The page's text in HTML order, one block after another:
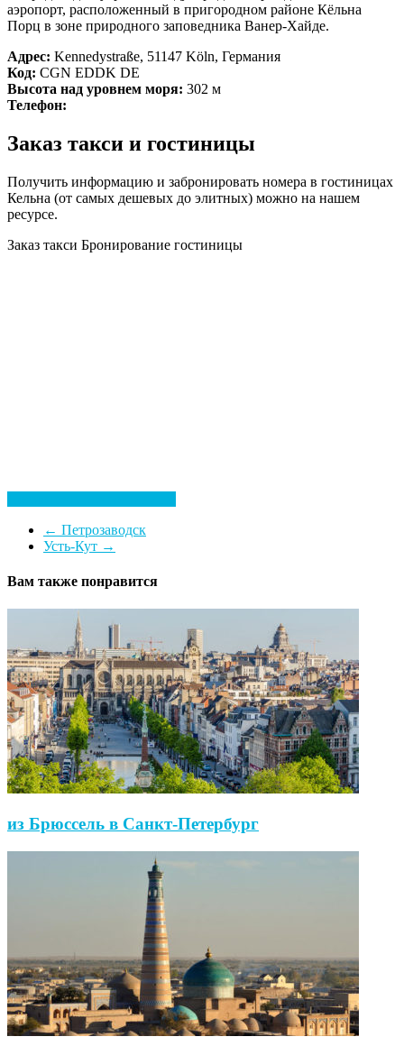
аэропорт, расположенный в пригородном районе Кёльна
Порц в зоне природного заповедника Ванер-Хайде.
Адрес: Kennedystraße, 51147 Köln, Германия
Код: CGN EDDK DE
Высота над уровнем моря: 302 м
Телефон:
Заказ такси и гостиницы
Получить информацию и забронировать номера в гостиницах
Кельна (от самых дешевых до элитных) можно на нашем
ресурсе.
Заказ такси Бронирование гостиницы
← Петрозаводск
Усть-Кут →
Вам также понравится
из Брюссель в Санкт-Петербург